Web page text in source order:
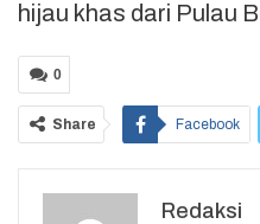
hijau khas dari Pulau
0
Share Facebook
Redaksi